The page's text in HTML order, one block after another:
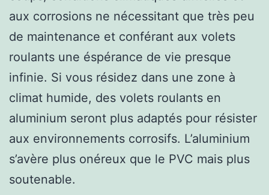
aux corrosions ne nécessitant que très peu
de maintenance et conférant aux volets
roulants une éspérance de vie presque
infinie. Si vous résidez dans une zone à
climat humide, des volets roulants en
aluminium seront plus adaptés pour résister
aux environnements corrosifs. L’aluminium
s’avère plus onéreux que le PVC mais plus
soutenable.